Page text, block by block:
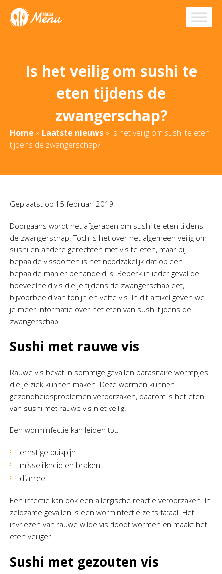
Is het veilig om sushi te
eten tijdens de
zwangerschap?
Home » Laatste nieuws » Is het veilig om sushi te eten
tijdens de zwangerschap?
Geplaatst op 15 februari 2019
Doorgaans wordt het afgeraden om sushi te eten tijdens
de zwangerschap. Toch is het over het algemeen veilig om
sushi en andere gerechten met vis te eten, maar bij
bepaalde vissoorten is het noodzakelijk dat op een
bepaalde manier behandeld is. Beperk in ieder geval de
hoeveelheid vis die je tijdens de zwangerschap eet,
bijvoorbeeld van tonijn en vette vis. In dit artikel geven we
je meer informatie over het eten van sushi tijdens de
zwangerschap.
Sushi met rauwe vis
Rauwe vis bevat in sommige gevallen parasitaire wormpjes
die je ziek kunnen maken. Deze wormen kunnen
gezondheidsproblemen veroorzaken, daarom is het eten
van sushi met rauwe vis niet veilig.
Een worminfectie kan leiden tot:
ernstige buikpijn
misselijkheid en braken
diarree
Een infectie kan ook een allergische reactie veroorzaken. In
zeldzame gevallen is een worminfectie zelfs fataal. Het
invriezen van rauwe wilde vis doodt wormen en maakt het
eten veiliger.
Sushi met gezouten vis